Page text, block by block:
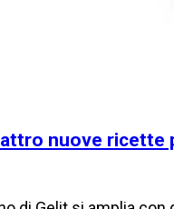
nuove ricette